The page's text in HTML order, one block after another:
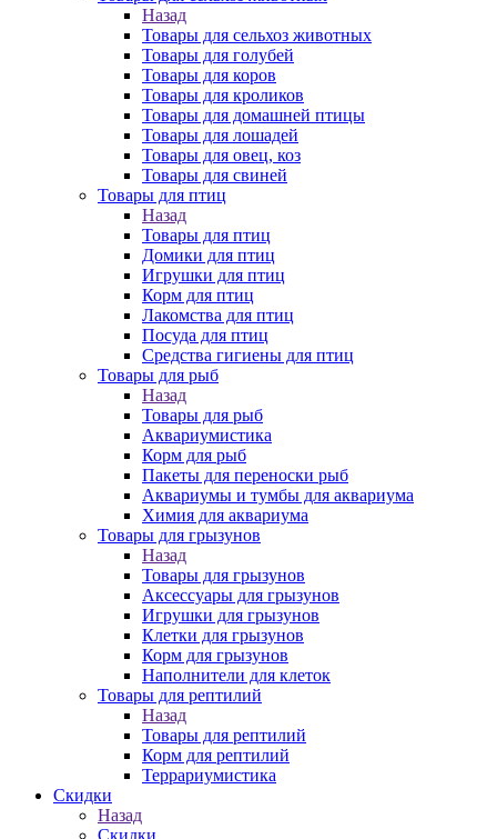
Назад
Товары для сельхоз животных
Товары для голубей
Товары для коров
Товары для кроликов
Товары для домашней птицы
Товары для лошадей
Товары для овец, коз
Товары для свиней
Товары для птиц
Назад
Товары для птиц
Домики для птиц
Игрушки для птиц
Корм для птиц
Лакомства для птиц
Посуда для птиц
Средства гигиены для птиц
Товары для рыб
Назад
Товары для рыб
Аквариумистика
Корм для рыб
Пакеты для переноски рыб
Аквариумы и тумбы для аквариума
Химия для аквариума
Товары для грызунов
Назад
Товары для грызунов
Аксессуары для грызунов
Игрушки для грызунов
Клетки для грызунов
Корм для грызунов
Наполнители для клеток
Товары для рептилий
Назад
Товары для рептилий
Корм для рептилий
Террариумистика
Скидки
Назад
Скидки